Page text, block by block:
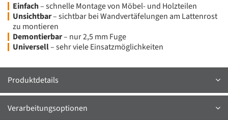
Einfach– schnelle Montage von Möbel- und Holzteilen
Unsichtbar– sichtbar bei Wandvertäfelungen am Lattenrost
zu montieren
Demontierbar– nur 2,5 mm Fuge
Universell– sehr viele Einsatzmöglichkeiten
Produktdetails
Verarbeitungsoptionen